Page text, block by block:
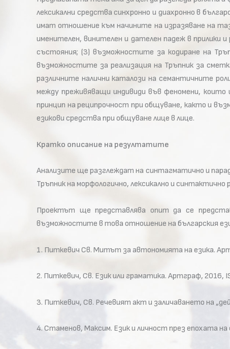
лексикални средства синхронно и диахронно в
имат отношение към начините на изразяване на
именителен, винителен и дателен падеж в прилики
състояния; (3) възможностите за кодиране на
възможностите за реализация на Тръпник за
различните налични каталози на семантичните
между преживяващи индивиди във феномени,
принцип на реципрочност при общуване, както и
езикови средства при общуване лице в лице.
Кратко описание на резултатите
Анализите ще разглеждат на синтагматично и
Тръпник на морфологично, лексикално и
Проектът ще представлява опит да се
възможностите в това отношение на българския
1. Питкевич Св. Митът за автономията на езика.
2. Питкевич, Св. Език или граматика. Артграф,
3. Питкевич, Св. Речевият акт и заличаването на
4. Стаменов, Максим. Език и личност през епохата